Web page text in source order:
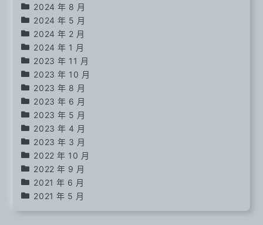
2024 年 8 月
2024 年 5 月
2024 年 2 月
2024 年 1 月
2023 年 11 月
2023 年 10 月
2023 年 8 月
2023 年 6 月
2023 年 5 月
2023 年 4 月
2023 年 3 月
2022 年 10 月
2022 年 9 月
2021 年 6 月
2021 年 5 月